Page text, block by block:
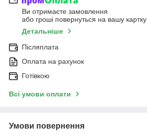
Ви отримаєте замовлення
або гроші повернуться на вашу картку
Детальніше
Післяплата
Оплата на рахунок
Готівкою
Всі умови оплати
Умови повернення